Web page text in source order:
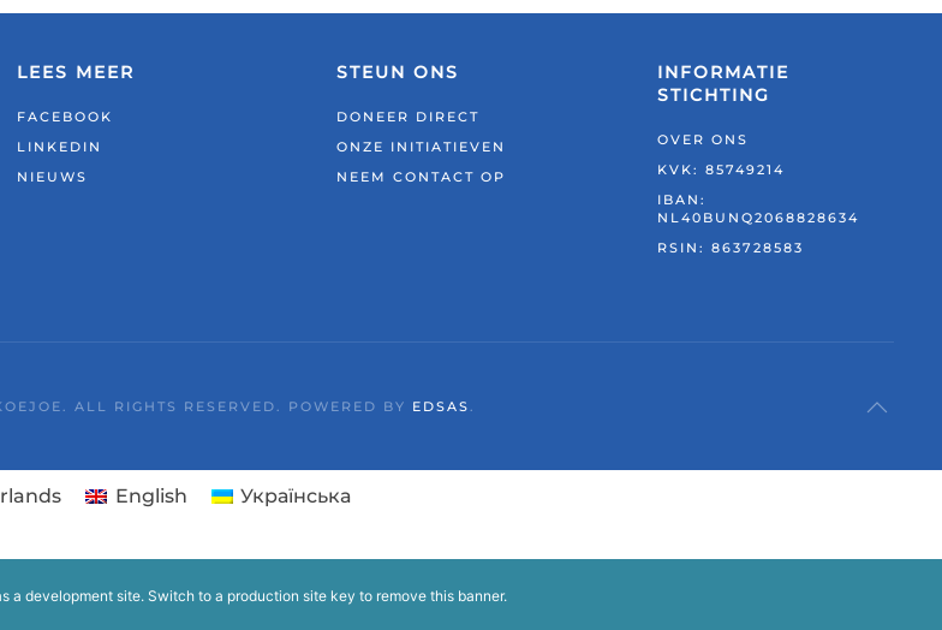
LEES MEER
FACEBOOK
LINKEDIN
NIEUWS
STEUN ONS
DONEER DIRECT
ONZE INITIATIEVEN
NEEM CONTACT OP
INFORMATIE
STICHTING
OVER ONS
KVK: 85749214
IBAN:
NL40BUNQ2068828634
RSIN:863728583
ALL RIGHTS RESERVED. POWERED BY EDSAS
English Українська
a development site. Switch to a production site key to remove this banner.